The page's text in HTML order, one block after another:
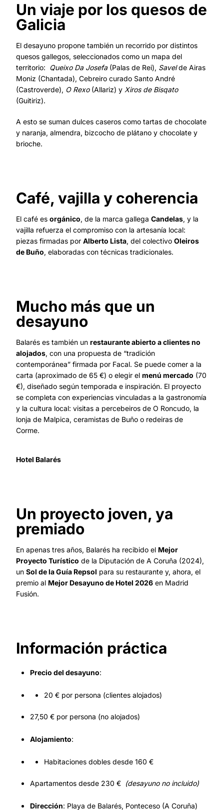
Un viaje por los quesos de
Galicia
El desayuno propone también un recorrido por distintos
quesos gallegos, seleccionados como un mapa del
territorio:
Queixo Da Josefa(Palas de Rei), Savelde Airas
Moniz (Chantada), Cebreiro curado Santo André
(Castroverde), O Rexo(Allariz) y Xiros de Bisqato
(Guitiriz).
A esto se suman dulces caseros como tartas de chocolate
y naranja, almendra, bizcocho de plátano y chocolate y
brioche.
Café, vajilla y coherencia
El café es orgánico, de la marca gallega Candelas, y la
vajilla refuerza el compromiso con la artesanía local:
piezas firmadas por Alberto Lista, del colectivo Oleiros
de Buño, elaboradas con técnicas tradicionales.
Mucho más que un
desayuno
Balarés es también un restaurante abierto a clientes no
alojados, con una propuesta de “tradición
contemporánea” firmada por Facal. Se puede comer a la
carta (aproximado de 65 €) o elegir el menú mercado (70
€), diseñado según temporada e inspiración. El proyecto
se completa con experiencias vinculadas a la gastronomía
y la cultura local: visitas a percebeiros de O Roncudo, la
lonja de Malpica, ceramistas de Buño o redeiras de
Corme.
Hotel Balarés
Un proyecto joven, ya
premiado
En apenas tres años, Balarés ha recibido el Mejor
Proyecto Turístico de la Diputación de A Coruña (2024),
un Sol de la Guía Repsol para su restaurante y, ahora, el
premio al Mejor Desayuno de Hotel 2026 en Madrid
Fusión.
Información práctica
Precio del desayuno:
20 € por persona (clientes alojados)
27,50 € por persona (no alojados)
Alojamiento:
Habitaciones dobles desde 160 €
Apartamentos desde 230 € (desayuno no incluido)
Dirección: Playa de Balarés, Ponteceso (A Coruña)